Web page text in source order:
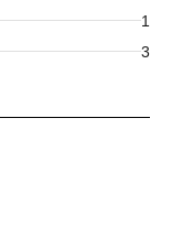
1
3